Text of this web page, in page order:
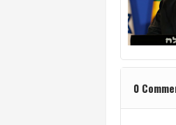
0